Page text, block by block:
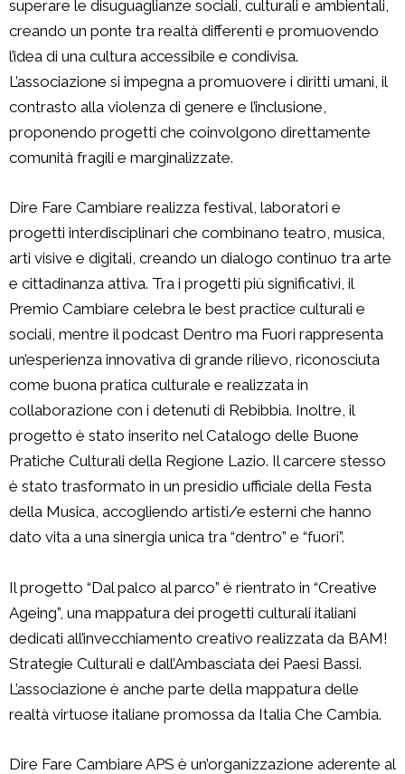
superare le disuguaglianze sociali, culturali e ambientali,
creando un ponte tra realtà differenti e promuovendo
l’idea di una cultura accessibile e condivisa.
L’associazione si impegna a promuovere i diritti umani, il
contrasto alla violenza di genere e l’inclusione,
proponendo progetti che coinvolgono direttamente
comunità fragili e marginalizzate.
Dire Fare Cambiare realizza festival, laboratori e
progetti interdisciplinari che combinano teatro, musica,
arti visive e digitali, creando un dialogo continuo tra arte
e cittadinanza attiva. Tra i progetti più significativi, il
Premio Cambiare celebra le best practice culturali e
sociali, mentre il podcast Dentro ma Fuori rappresenta
un’esperienza innovativa di grande rilievo, riconosciuta
come buona pratica culturale e realizzata in
collaborazione con i detenuti di Rebibbia. Inoltre, il
progetto è stato inserito nel Catalogo delle Buone
Pratiche Culturali della Regione Lazio. Il carcere stesso
è stato trasformato in un presidio ufficiale della Festa
della Musica, accogliendo artisti/e esterni che hanno
dato vita a una sinergia unica tra “dentro” e “fuori”.
Il progetto “Dal palco al parco” è rientrato in “Creative
Ageing”, una mappatura dei progetti culturali italiani
dedicati all’invecchiamento creativo realizzata da BAM!
Strategie Culturali e dall’Ambasciata dei Paesi Bassi.
L’associazione è anche parte della mappatura delle
realtà virtuose italiane promossa da Italia Che Cambia.
Dire Fare Cambiare APS è un’organizzazione aderente al